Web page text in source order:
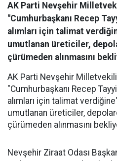
AK Parti Nevşehir
"Cumhurbaşkanı Recep
alımları için talimat
umutlanan üreticiler,
çürümeden alınmasını
AK Parti Nevşehir Milletvekili
"Cumhurbaşkanı Recep
alımları için talimat
umutlanan üreticiler,
çürümeden alınmasını
Nevşehir Ziraat Odası